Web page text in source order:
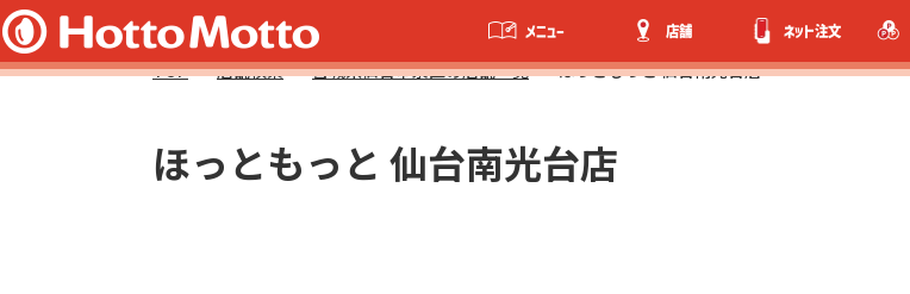
メニュー 店舗 ネット注文
TOP 店舗検索 宮城県仙台市泉区の店舗一覧 ほっともっと 仙台南光台店
ほっともっと 仙台南光台店